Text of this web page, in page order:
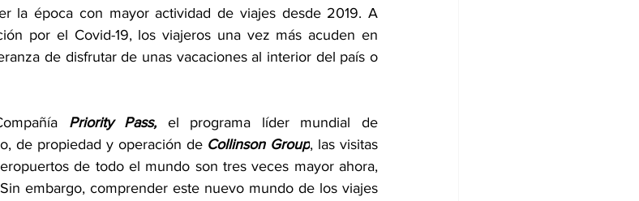
la época con mayor actividad de viajes desde 2019. A
por el Covid-19, los viajeros una vez más acuden en
de disfrutar de unas vacaciones al interior del país o
Priority Pass, el programa líder mundial de
de propiedad y operación de Collinson Group, las visitas
de todo el mundo son tres veces mayor ahora,
embargo, comprender este nuevo mundo de los viajes